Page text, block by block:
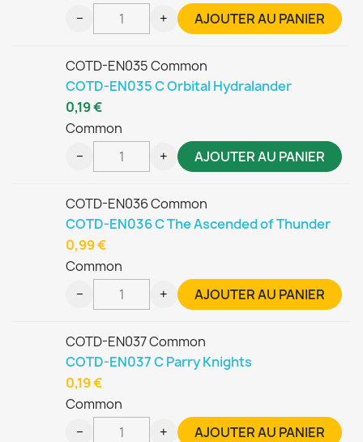
− + AJOUTER AU PANIER
COTD-EN035 Common
COTD-EN035 C Orbital Hydralander
Common
0,19 €
− + AJOUTER AU PANIER
COTD-EN036 Common
COTD-EN036 C The Ascended of Thunder
Common
0,99 €
− + AJOUTER AU PANIER
COTD-EN037 Common
COTD-EN037 C Parry Knights
Common
0,19 €
− + AJOUTER AU PANIER